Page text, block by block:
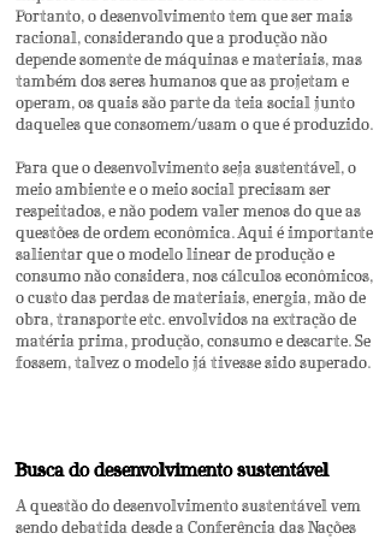
Portanto, o desenvolvimento tem que ser mais
racional, considerando que a produção não
depende somente de máquinas e materiais, mas
também dos seres humanos que as projetam e
operam, os quais são parte da teia social junto
daqueles que consomem/usam o que é produzido.
Para que o desenvolvimento seja sustentável, o
meio ambiente e o meio social precisam ser
respeitados, e não podem valer menos do que as
questões de ordem econômica. Aqui é importante
salientar que o modelo linear de produção e
consumo não considera, nos cálculos econômicos,
o custo das perdas de materiais, energia, mão de
obra, transporte etc. envolvidos na extração de
matéria prima, produção, consumo e descarte. Se
fossem, talvez o modelo já tivesse sido superado.
Busca do desenvolvimento sustentável
A questão do desenvolvimento sustentável vem
sendo debatida desde a Conferência das Nações